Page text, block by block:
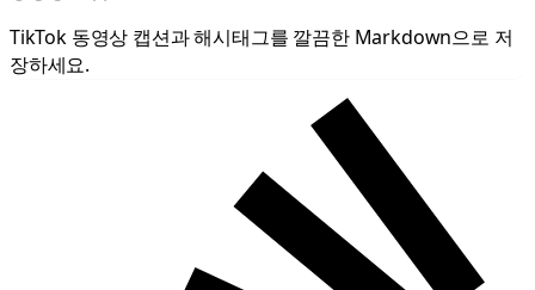
TikTok 동영상 캡션과 해시태그를 깔끔한 Markdown으로 저
장하세요.